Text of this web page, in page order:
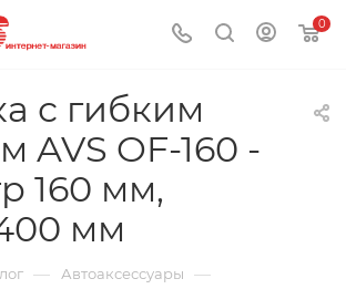
0
с гибким
AVS OF-160 -
160 мм,
мм
— Автоаксессуары —